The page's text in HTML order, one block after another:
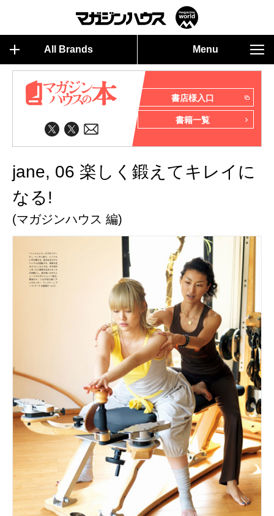
All Brands Menu
書店様入口
書籍一覧
jane, 06 楽しく鍛えてキレイに
なる!
(マガジンハウス 編)